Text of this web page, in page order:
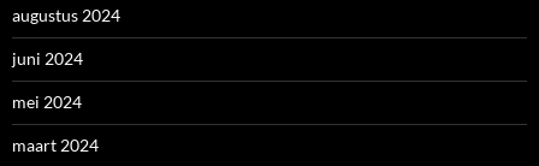
augustus 2024
juni 2024
mei 2024
maart 2024